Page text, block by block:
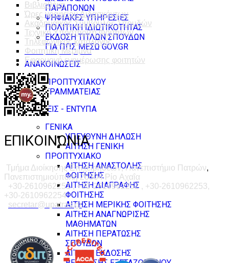
ΠΑΡΑΠΟΝΩΝ
ΨΗΦΙΑΚΕΣ ΥΠΗΡΕΣΙΕΣ
ΠΟΛΙΤΙΚΗ ΙΔΙΩΤΙΚΟΤΗΤΑΣ
ΕΚΔΟΣΗ ΤΙΤΛΩΝ ΣΠΟΥΔΩΝ
ΓΙΑ ΠΠΣ ΜΕΣΩ GOV.GR
ΑΝΑΚΟΙΝΩΣΕΙΣ
ΠΡΟΠΤΥΧΙΑΚΟΥ
ΓΡΑΜΜΑΤΕΙΑΣ
ΑΙΤΗΣΕΙΣ - ΕΝΤΥΠΑ
ΓΕΝΙΚΑ
ΥΠΕΥΘΥΝΗ ΔΗΛΩΣΗ
ΑΙΤΗΣΗ ΓΕΝΙΚΗ
ΠΡΟΠΤΥΧΙΑΚΟ
ΑΙΤΗΣΗ ΑΝΑΣΤΟΛΗΣ
ΦΟΙΤΗΣΗΣ
ΑΙΤΗΣΗ ΔΙΑΓΡΑΦΗΣ
ΦΟΙΤΗΣΗΣ
ΑΙΤΗΣΗ ΜΕΡΙΚΗΣ ΦΟΙΤΗΣΗΣ
ΑΙΤΗΣΗ ΑΝΑΓΝΩΡΙΣΗΣ
ΜΑΘΗΜΑΤΩΝ
ΑΙΤΗΣΗ ΠΕΡΑΤΩΣΗΣ
ΣΠΟΥΔΩΝ
ΑΙΤΗΣΗ ΕΚΔΟΣΗΣ
Βιβλιοθήκη
Ώρες γραφείου Διδασκόντων
Ακαδημαϊκός Σύμβουλος Σπουδών
Τεχνική Υποστήριξη Φοιτητών
Τηλεφωνικός κατάλογος
Φοιτητική Μέριμνα
Εφαρμογή ενημέρωσης φοιτητών
ΕΠΙΚΟΙΝΩΝΙΑ
Τμήμα Διοίκησης Επιχειρήσεων, Πανεπιστήμιο Πατρών,
Πανεπιστημιούπολη 26504 Ρίο Αχαΐα
+30-2610962251 , +30-2610962252 , +30-2610962253,
+30-2610962254
secretar@upatras.gr